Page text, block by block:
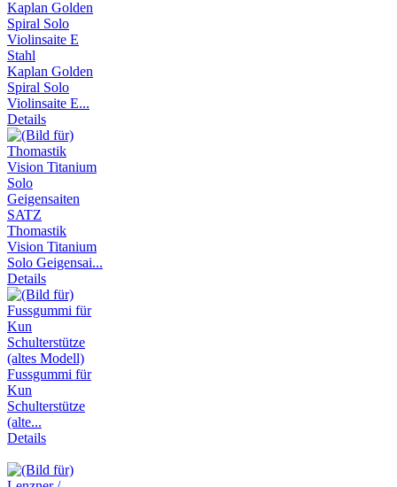
Kaplan Golden
Spiral Solo
Violinsaite E...
Details
Thomastik
Vision Titanium
Solo Geigensai...
Details
Fussgummi für
Kun
Schulterstütze
(alte...
Details